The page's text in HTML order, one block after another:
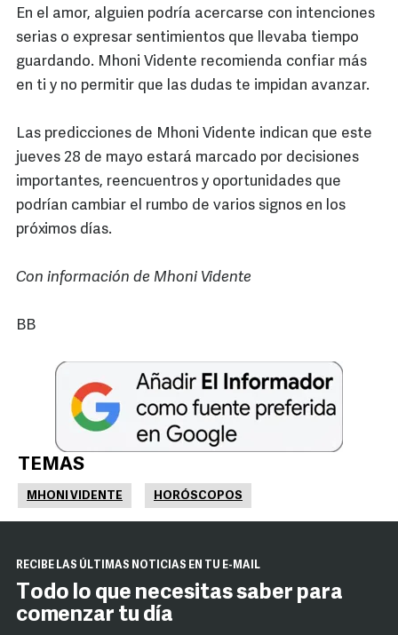
En el amor, alguien podría acercarse con intenciones
serias o expresar sentimientos que llevaba tiempo
guardando. Mhoni Vidente recomienda confiar más
en ti y no permitir que las dudas te impidan avanzar.
Las predicciones de Mhoni Vidente indican que este
jueves 28 de mayo estará marcado por decisiones
importantes, reencuentros y oportunidades que
podrían cambiar el rumbo de varios signos en los
próximos días.
Con información de Mhoni Vidente
BB
TEMAS
MHONI VIDENTE HORÓSCOPOS
RECIBE LAS ÚLTIMAS NOTICIAS EN TU E-MAIL
Todo lo que necesitas saber para
comenzar tu día